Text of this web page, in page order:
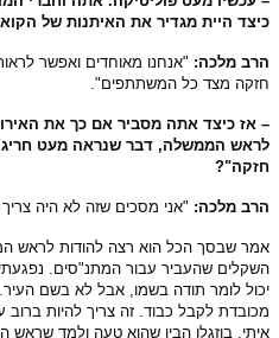
היית מגדיר את האיתנות של
מלכה:"אנחנו מאוחדים ואפשר
מצד כל המשתתפים".
אז כיצד אתה מסביר אם כך את האירוע
הממשלה, דבר שנראה מעט חריג
מלכה:"אני מסכים שזה לא היה צריך
שבסך הכל הוא רצה להודות לראש
שהעביר עבור המתנ"סים. נפגעתי
לומר תודה בשמו, אבל לא בשם העיר.
לקבל כבוד. זה צריך להיות ברוב
בוזגלו הבין שהוא טעה ולמד שראש